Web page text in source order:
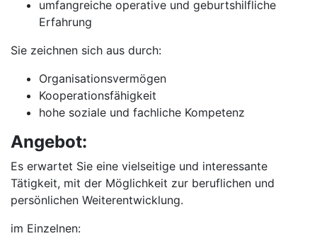
umfangreiche operative und geburtshilfliche
Erfahrung
Sie zeichnen sich aus durch:
Organisationsvermögen
Kooperationsfähigkeit
hohe soziale und fachliche Kompetenz
Angebot:
Es erwartet Sie eine vielseitige und interessante
Tätigkeit, mit der Möglichkeit zur beruflichen und
persönlichen Weiterentwicklung.
im Einzelnen: